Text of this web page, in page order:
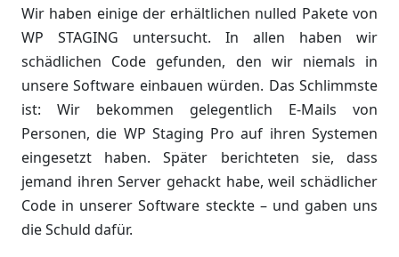
Wir haben einige der erhältlichen nulled Pakete von
WP STAGING untersucht. In allen haben wir
schädlichen Code gefunden, den wir niemals in
unsere Software einbauen würden. Das Schlimmste
ist: Wir bekommen gelegentlich E-Mails von
Personen, die WP Staging Pro auf ihren Systemen
eingesetzt haben. Später berichteten sie, dass
jemand ihren Server gehackt habe, weil schädlicher
Code in unserer Software steckte – und gaben uns
die Schuld dafür.